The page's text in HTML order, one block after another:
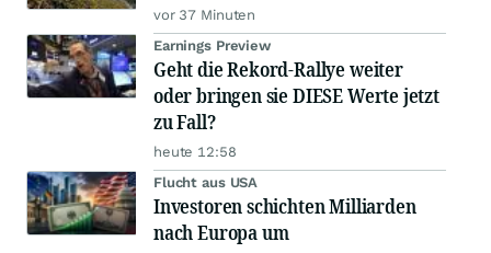
vor 37 Minuten
Earnings Preview
Geht die Rekord-Rallye weiter
oder bringen sie DIESE Werte jetzt
zu Fall?
heute 12:58
Flucht aus USA
Investoren schichten Milliarden
nach Europa um